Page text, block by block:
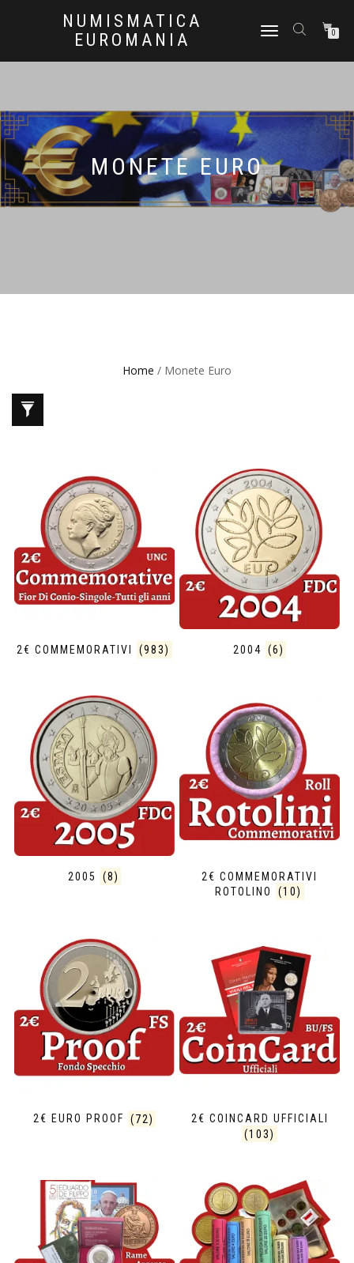
NUMISMATICA
EUROMANIA
NAVIGAZIONE
0
MONETE EURO
Home / Monete Euro
2€ COMMEMORATIVI (983) 2004 (6)
2005 (8)
2€ COMMEMORATIVI
ROTOLINO
(10)
2€ EURO PROOF (72)
2€ COINCARD UFFICIALI
(103)